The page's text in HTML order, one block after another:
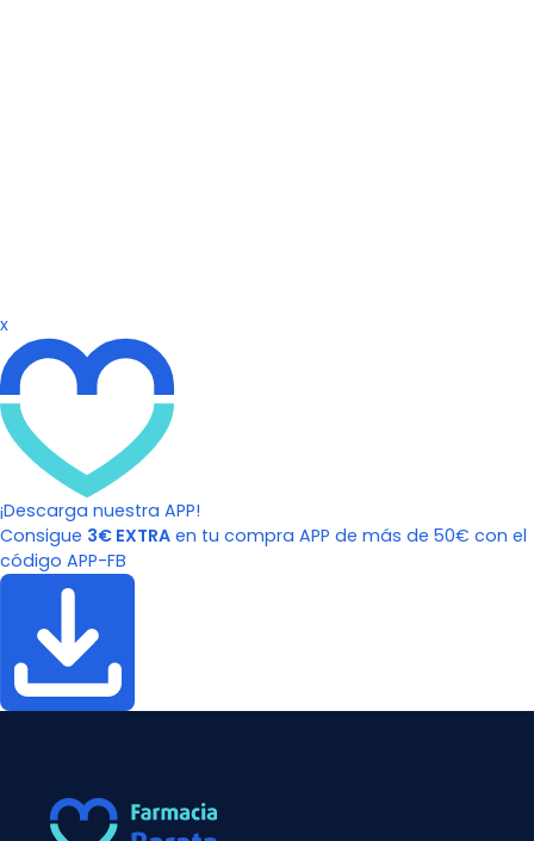
x
¡Descarga nuestra APP!
Consigue 3€ EXTRA en tu compra APP de más de 50€ con el
código APP-FB